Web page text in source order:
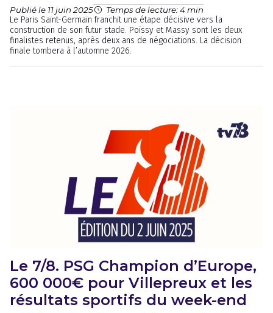
Publié le 11 juin 2025 Temps de lecture: 4 min
Le Paris Saint-Germain franchit une étape décisive vers la
construction de son futur stade. Poissy et Massy sont les deux
finalistes retenus, après deux ans de négociations. La décision
finale tombera à l’automne 2026.
Le 7/8. PSG Champion d’Europe,
600 000€ pour Villepreux et les
résultats sportifs du week-end